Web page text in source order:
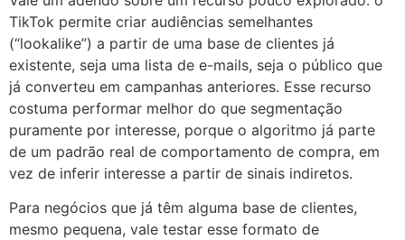
TikTok permite criar audiências semelhantes
(“lookalike”) a partir de uma base de clientes já
existente, seja uma lista de e-mails, seja o público que
já converteu em campanhas anteriores. Esse recurso
costuma performar melhor do que segmentação
puramente por interesse, porque o algoritmo já parte
de um padrão real de comportamento de compra, em
vez de inferir interesse a partir de sinais indiretos.
Para negócios que já têm alguma base de clientes,
mesmo pequena, vale testar esse formato de